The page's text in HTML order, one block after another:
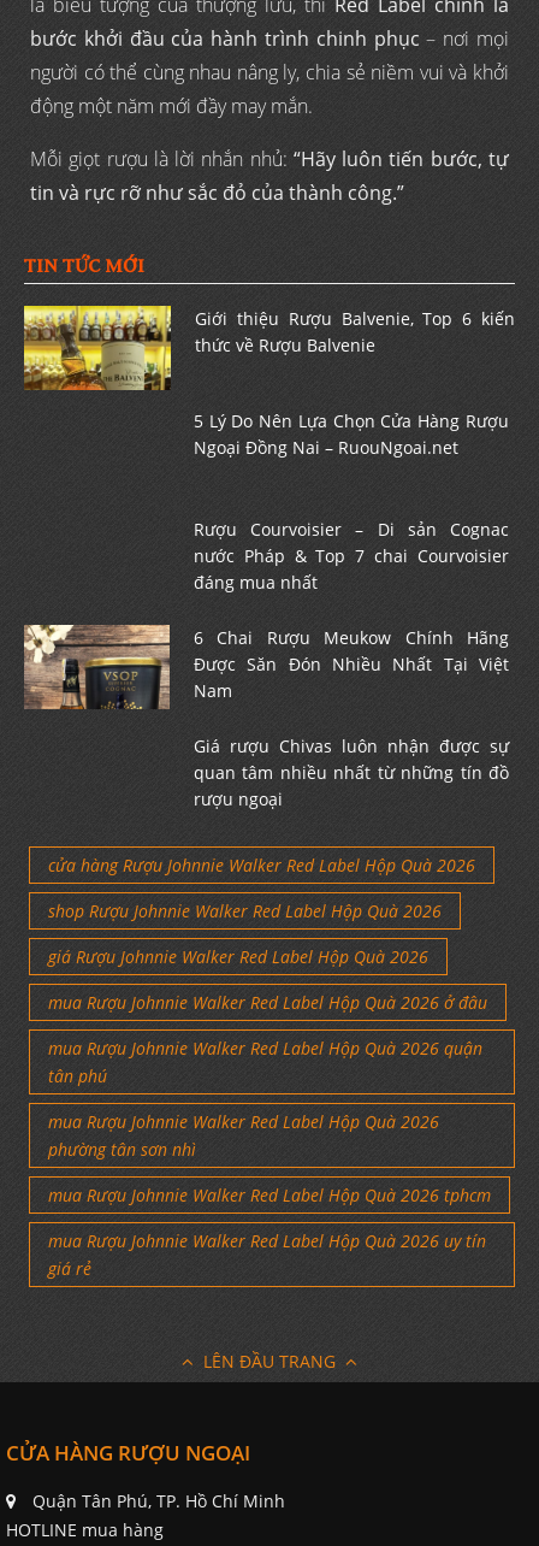
bước khởi đầu của hành trình chinh phục – nơi mọi
người có thể cùng nhau nâng ly, chia sẻ niềm vui và khởi
động một năm mới đầy may mắn.
Mỗi giọt rượu là lời nhắn nhủ: “Hãy luôn tiến bước, tự
tin và rực rỡ như sắc đỏ của thành công.”
TIN TỨC MỚI
Giới thiệu Rượu Balvenie, Top 6 kiến
thức về Rượu Balvenie
5 Lý Do Nên Lựa Chọn Cửa Hàng Rượu
Ngoại Đồng Nai – RuouNgoai.net
Rượu Courvoisier – Di sản Cognac
nước Pháp & Top 7 chai Courvoisier
đáng mua nhất
6 Chai Rượu Meukow Chính Hãng
Được Săn Đón Nhiều Nhất Tại Việt
Nam
Giá rượu Chivas luôn nhận được sự
quan tâm nhiều nhất từ những tín đồ
rượu ngoại
cửa hàng Rượu Johnnie Walker Red Label Hộp Quà 2026
shop Rượu Johnnie Walker Red Label Hộp Quà 2026
giá Rượu Johnnie Walker Red Label Hộp Quà 2026
mua Rượu Johnnie Walker Red Label Hộp Quà 2026 ở đâu
mua Rượu Johnnie Walker Red Label Hộp Quà 2026 quận
tân phú
mua Rượu Johnnie Walker Red Label Hộp Quà 2026
phường tân sơn nhì
mua Rượu Johnnie Walker Red Label Hộp Quà 2026 tphcm
mua Rượu Johnnie Walker Red Label Hộp Quà 2026 uy tín
giá rẻ
LÊN ĐẦU TRANG
CỬA HÀNG RƯỢU NGOẠI
Quận Tân Phú, TP. Hồ Chí Minh
HOTLINE mua hàng